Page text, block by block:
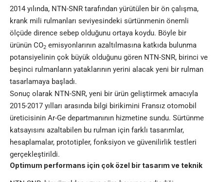
2014 yılında, NTN-SNR tarafından yürütülen bir ön çalışma,
krank mili rulmanları seviyesindeki sürtünmenin önemli
ölçüde dirence sebep olduğunu ortaya koydu. Böyle bir
ürünün CO2 emisyonlarının azaltılmasına katkıda bulunma
potansiyelinin çok büyük olduğunu gören NTN-SNR, birinci ve
beşinci rulmanların yataklarının yerini alacak yeni bir rulman
tasarlamaya başladı.
Sonuç olarak NTN-SNR, yeni bir ürün geliştirmek amacıyla
2015-2017 yılları arasında bilgi birikimini Fransız otomobil
üreticisinin Ar-Ge departmanının hizmetine sundu. Sürtünme
katsayısını azaltabilen bu rulman için farklı tasarımlar,
hesaplamalar, prototipler, fonksiyon ve güvenilirlik testleri
gerçekleştirildi.
Optimum performans için çok özel bir tasarım ve teknik